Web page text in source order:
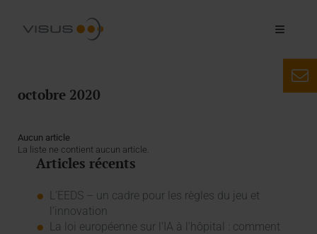
octobre 2020
Aucun article
La liste ne contient aucun article.
Articles récents
L’EEDS – un cadre pour les règles du jeu et
l’innovation
La loi européenne sur l'IA à l'hôpital : comment